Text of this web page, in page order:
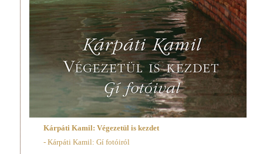
Kárpáti Kamil: Végezetül is kezdet
- Kárpáti Kamil: Gí fotóiról